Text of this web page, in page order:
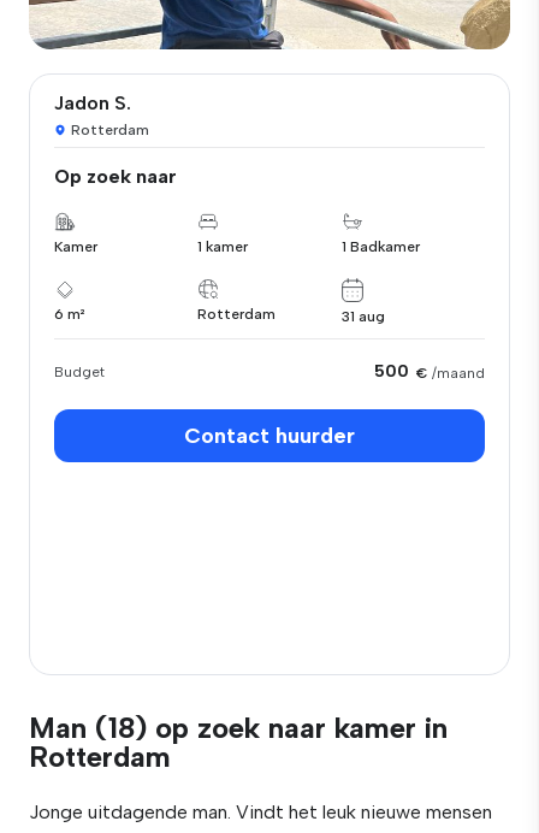
Jadon S.
Rotterdam
Op zoek naar
Kamer 1 kamer 1 Badkamer
6 m² Rotterdam 31 aug
Budget 500 € /maand
Contact huurder
Man (18) op zoek naar kamer in
Rotterdam
Jonge uitdagende man. Vindt het leuk nieuwe mensen